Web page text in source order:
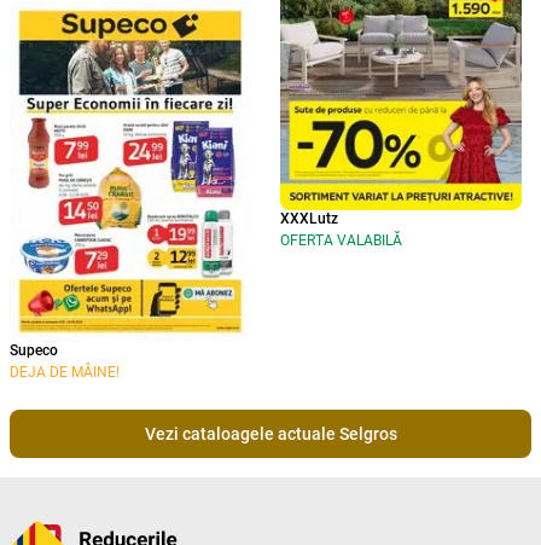
Supeco
DEJA DE MÂINE!
XXXLutz
OFERTA VALABILĂ
Vezi cataloagele actuale Selgros